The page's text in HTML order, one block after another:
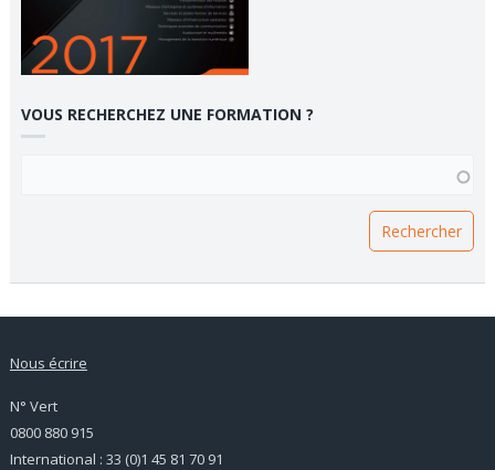
VOUS RECHERCHEZ UNE FORMATION ?
Nous écrire
N° Vert
0800 880 915
International : 33 (0)1 45 81 70 91